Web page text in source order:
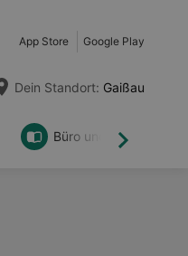
App Store Google Play
Dein Standort: Gaißau
Weiter
Büro und DIY